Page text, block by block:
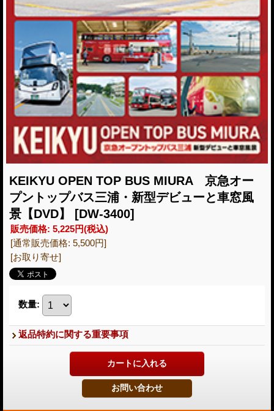
KEIKYU OPEN TOP BUS MIURA 京急オー
プントップバス三浦・新型デビューと車窓風
景【DVD】
[DW-3400]
販売価格: 5,225円(税込)
[通常販売価格: 5,500円]
[お取り寄せ]
数量:
返品特約に関する重要事項